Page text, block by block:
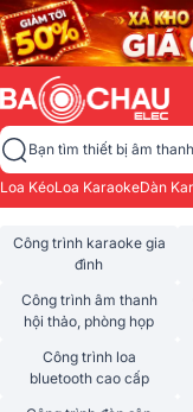
Bạn tìm thiết bị âm
Loa KéoLoa KaraokeDàn
Công trình karaoke gia
đình
Công trình âm thanh
hội thảo, phòng họp
Công trình loa
bluetooth cao cấp